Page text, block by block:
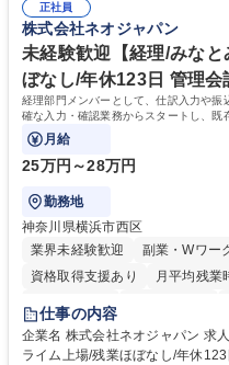
指定する業務 募集職種 横浜市【共済金支払事務】金融保険業界経験歓迎/
各種手当充実/転勤無
務へのキャリアチェンジ希望者も大歓迎です！ 学歴
大学 高専 短大 専修学校 高校 語学
正社員
株式会社ネオジャパン
未経験歓迎【経理/みな
ぼなし/年休123日 管理会
経理部門メンバーとして、仕訳入力や
確な入力・確認業務からスタートし、既
理知識を身につけていただきます。
月給
25万円～28万円
勤務地
神奈川県横浜市西区
業界未経験歓迎
副業・Wワー
資格取得支援あり
月平均残業
未経験者歓迎
完全週休2日制
交通費支給
寮・社宅あり
仕事の内容
企業名 株式会社ネオジャパン 求人名 未経験歓迎【経理/みなとみらい】プ
ライム上場/残業ほぼなし/年休123日 仕事の内容 経理部門メンバー